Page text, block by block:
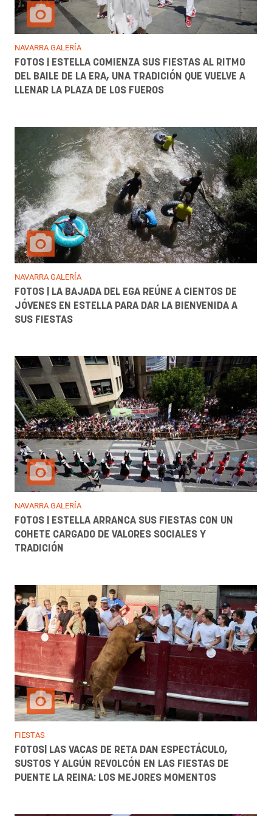
NAVARRA GALERÍA
FOTOS | ESTELLA COMIENZA SUS FIESTAS AL RITMO
DEL BAILE DE LA ERA, UNA TRADICIÓN QUE VUELVE A
LLENAR LA PLAZA DE LOS FUEROS
NAVARRA GALERÍA
FOTOS | LA BAJADA DEL EGA REÚNE A CIENTOS DE
JÓVENES EN ESTELLA PARA DAR LA BIENVENIDA A
SUS FIESTAS
NAVARRA GALERÍA
FOTOS | ESTELLA ARRANCA SUS FIESTAS CON UN
COHETE CARGADO DE VALORES SOCIALES Y
TRADICIÓN
FIESTAS
FOTOS| LAS VACAS DE RETA DAN ESPECTÁCULO,
SUSTOS Y ALGÚN REVOLCÓN EN LAS FIESTAS DE
PUENTE LA REINA: LOS MEJORES MOMENTOS